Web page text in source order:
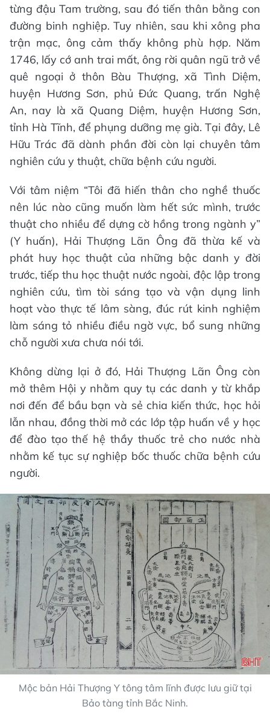
từng đậu Tam trường, sau đó tiến thân bằng con
đường binh nghiệp. Tuy nhiên, sau khi xông pha
trận mạc, ông cảm thấy không phù hợp. Năm
1746, lấy cớ anh trai mất, ông rời quân ngũ trở về
quê ngoại ở thôn Bàu Thượng, xã Tình Diệm,
huyện Hương Sơn, phủ Đức Quang, trấn Nghệ
An, nay là xã Quang Diệm, huyện Hương Sơn,
tỉnh Hà Tĩnh, để phụng dưỡng mẹ già. Tại đây, Lê
Hữu Trác đã dành phần đời còn lại chuyên tâm
nghiên cứu y thuật, chữa bệnh cứu người.
Với tâm niệm “Tôi đã hiến thân cho nghề thuốc
nên lúc nào cũng muốn làm hết sức mình, trước
thuật cho nhiều để dựng cờ hồng trong ngành y”
(Y huấn), Hải Thượng Lãn Ông đã thừa kế và
phát huy học thuật của những bậc danh y đời
trước, tiếp thu học thuật nước ngoài, độc lập trong
nghiên cứu, tìm tòi sáng tạo và vận dụng linh
hoạt vào thực tế lâm sàng, đúc rút kinh nghiệm
làm sáng tỏ nhiều điều ngờ vực, bổ sung những
chỗ người xưa chưa nói tới.
Không dừng lại ở đó, Hải Thượng Lãn Ông còn
mở thêm Hội y nhằm quy tụ các danh y từ khắp
nơi đến để bầu bạn và sẻ chia kiến thức, học hỏi
lẫn nhau, đồng thời mở các lớp tập huấn về y học
để đào tạo thế hệ thầy thuốc trẻ cho nước nhà
nhằm kế tục sự nghiệp bốc thuốc chữa bệnh cứu
người.
Mộc bản Hải Thượng Y tông tâm lĩnh được lưu giữ tại
Bảo tàng tỉnh Bắc Ninh.